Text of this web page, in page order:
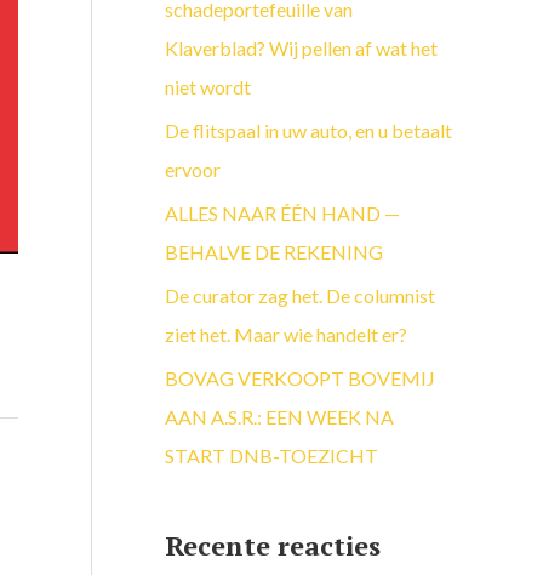
a
a
r
:
schadeportefeuille van
Klaverblad? Wij pellen af wat het
niet wordt
De flitspaal in uw auto, en u betaalt
ervoor
ALLES NAAR ÉÉN HAND —
BEHALVE DE REKENING
De curator zag het. De columnist
ziet het. Maar wie handelt er?
BOVAG VERKOOPT BOVEMIJ
AAN A.S.R.: EEN WEEK NA
START DNB-TOEZICHT
Recente reacties